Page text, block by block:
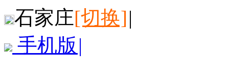
石家庄[切换]|
手机版 |